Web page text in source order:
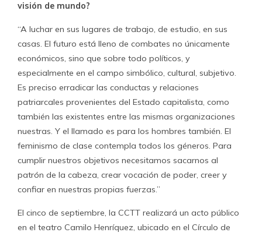
visión de mundo?
“A luchar en sus lugares de trabajo, de estudio, en sus
casas. El futuro está lleno de combates no únicamente
económicos, sino que sobre todo políticos, y
especialmente en el campo simbólico, cultural, subjetivo.
Es preciso erradicar las conductas y relaciones
patriarcales provenientes del Estado capitalista, como
también las existentes entre las mismas organizaciones
nuestras. Y el llamado es para los hombres también. El
feminismo de clase contempla todos los géneros. Para
cumplir nuestros objetivos necesitamos sacarnos al
patrón de la cabeza, crear vocación de poder, creer y
confiar en nuestras propias fuerzas.”
El cinco de septiembre, la CCTT realizará un acto público
en el teatro Camilo Henríquez, ubicado en el Círculo de